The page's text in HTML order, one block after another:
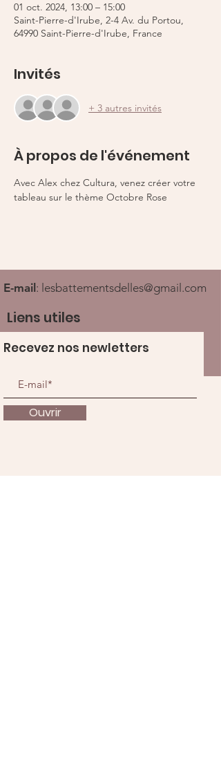
01 oct. 2024, 13:00 – 15:00
Saint-Pierre-d'Irube, 2-4 Av. du Portou,
64990 Saint-Pierre-d'Irube, France
Invités
+ 3 autres invités
À propos de l'événement
Avec Alex chez Cultura, venez créer votre
tableau sur le thème Octobre Rose
E-mail : lesbattementsdelles@gmail.com
Liens utiles
Recevez nos newletters
Ouvrir